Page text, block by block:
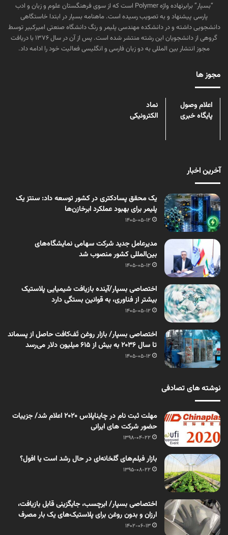
“بسپار” برابرنهاده واژه Polymer است که از سوی فرهنگستان علوم و زبان و ادب
پارسی پیشنهاد و به تصویب رسیده است. ماهنامه بسپار در ابتدا خاستگاهی
دانشجویی داشته و در دانشکده مهندسی پلیمر و رنگ دانشگاه صنعتی امیرکبیر توسط
گروهی از دانشجویان این رشته منتشر شده است. پس از آن در سال ۱۳۷۶ با دریافت
مجوز انتشار بین المللی به دو زبان فارسی و انگلیسی فعالیت خود را ادامه داد.
مجوز ها
اعلام وصول
پایگاه خبری
نماد
الکترونیکی
آخرین اخبار
یک محقق پسادکتری در کشور توسعه داد: سنتز یک
پلیمر برای بهبود عملکرد ابرخازن‌ها
1405-05-12
مدیرعامل جدید شرکت سهامی نمایشگاه‌های
بین‌المللی کشور منصوب شد
1405-05-12
اختصاصی بسپار/آینده بازیافت شیمیایی پلاستیک
بیشتر از فناوری، به قوانین بستگی دارد
1405-05-12
اختصاصی بسپار/ بازار روغن تَف‌کافت حاصل از پسماند
تا سال ۲۰۳۶ به بیش از ۶۱۵ میلیون دلار می‌رسد
1405-05-12
نوشته های تصادفی
مهلت ثبت نام در چایناپلاس 2020 اعلام شد/ جزییات
حضور شرکت های ایرانی
1398-04-22
بازار فیلم‌های گلخانه‌ای در حال رشد است یا افول؟
1395-08-22
اختصاصی بسپار/ ابرچسب، جایگزینی قابل بازیافت،
ارزان و بدون روغن برای پلاستیک‌های یک بار مصرف
1402-06-13